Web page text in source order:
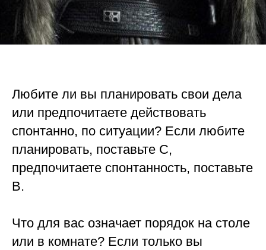
Любите ли вы планировать свои дела
или предпочитаете действовать
спонтанно, по ситуации? Если любите
планировать, поставьте С,
предпочитаете спонтанность, поставьте
В.
Что для вас означает порядок на столе
или в комнате? Если только вы